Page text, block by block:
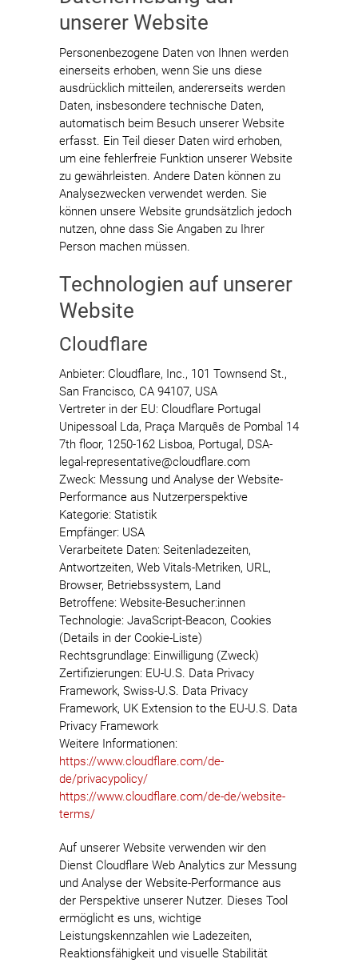
unserer Website
Personenbezogene Daten von Ihnen werden
einerseits erhoben, wenn Sie uns diese
ausdrücklich mitteilen, andererseits werden
Daten, insbesondere technische Daten,
automatisch beim Besuch unserer Website
erfasst. Ein Teil dieser Daten wird erhoben,
um eine fehlerfreie Funktion unserer Website
zu gewährleisten. Andere Daten können zu
Analysezwecken verwendet werden. Sie
können unsere Website grundsätzlich jedoch
nutzen, ohne dass Sie Angaben zu Ihrer
Person machen müssen.
Technologien auf unserer
Website
Cloudflare
Anbieter: Cloudflare, Inc., 101 Townsend St.,
San Francisco, CA 94107, USA
Vertreter in der EU: Cloudflare Portugal
Unipessoal Lda, Praça Marquês de Pombal 14
7th floor, 1250-162 Lisboa, Portugal, DSA-
legal-representative@cloudflare.com
Zweck: Messung und Analyse der Website-
Performance aus Nutzerperspektive
Kategorie: Statistik
Empfänger: USA
Verarbeitete Daten: Seitenladezeiten,
Antwortzeiten, Web Vitals-Metriken, URL,
Browser, Betriebssystem, Land
Betroffene: Website-Besucher:innen
Technologie: JavaScript-Beacon, Cookies
(Details in der Cookie-Liste)
Rechtsgrundlage: Einwilligung (Zweck)
Zertifizierungen: EU-U.S. Data Privacy
Framework, Swiss-U.S. Data Privacy
Framework, UK Extension to the EU-U.S. Data
Privacy Framework
Weitere Informationen:
https://www.cloudflare.com/de-
de/privacypolicy/
https://www.cloudflare.com/de-de/website-
terms/
Auf unserer Website verwenden wir den
Dienst Cloudflare Web Analytics zur Messung
und Analyse der Website-Performance aus
der Perspektive unserer Nutzer. Dieses Tool
ermöglicht es uns, wichtige
Leistungskennzahlen wie Ladezeiten,
Reaktionsfähigkeit und visuelle Stabilität